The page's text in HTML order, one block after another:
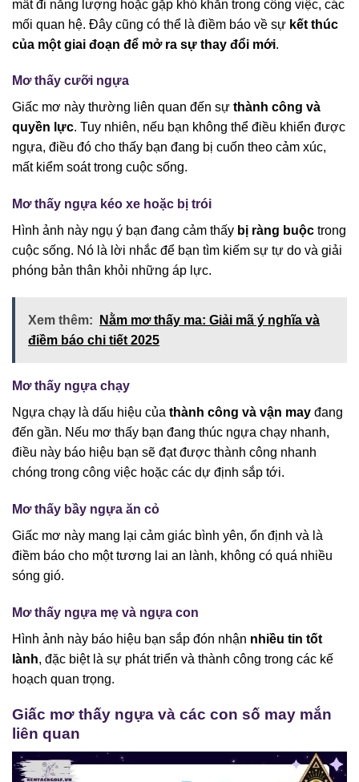
mất đi năng lượng hoặc gặp khó khăn trong công việc, các
mối quan hệ. Đây cũng có thể là điềm báo về sự kết thúc
của một giai đoạn để mở ra sự thay đổi mới.
Mơ thấy cưỡi ngựa
Giấc mơ này thường liên quan đến sự thành công và
quyền lực. Tuy nhiên, nếu bạn không thể điều khiển được
ngựa, điều đó cho thấy bạn đang bị cuốn theo cảm xúc,
mất kiểm soát trong cuộc sống.
Mơ thấy ngựa kéo xe hoặc bị trói
Hình ảnh này ngụ ý bạn đang cảm thấy bị ràng buộc trong
cuộc sống. Nó là lời nhắc để bạn tìm kiếm sự tự do và giải
phóng bản thân khỏi những áp lực.
Xem thêm:
Nằm mơ thấy ma: Giải mã ý nghĩa và
điềm báo chi tiết 2025
Mơ thấy ngựa chạy
Ngựa chạy là dấu hiệu của thành công và vận may đang
đến gần. Nếu mơ thấy bạn đang thúc ngựa chạy nhanh,
điều này báo hiệu bạn sẽ đạt được thành công nhanh
chóng trong công việc hoặc các dự định sắp tới.
Mơ thấy bầy ngựa ăn cỏ
Giấc mơ này mang lại cảm giác bình yên, ổn định và là
điềm báo cho một tương lai an lành, không có quá nhiều
sóng gió.
Mơ thấy ngựa mẹ và ngựa con
Hình ảnh này báo hiệu bạn sắp đón nhận nhiều tin tốt
lành, đặc biệt là sự phát triển và thành công trong các kế
hoạch quan trọng.
Giấc mơ thấy ngựa và các con số may mắn
liên quan